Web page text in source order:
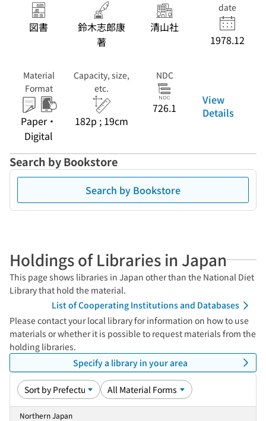
図書
鈴木志郎康
著
清山社
date
1978.12
Material
Format
Paper・
Digital
Capacity, size,
etc.
182p ; 19cm
NDC
726.1
View
Details
Search by Bookstore
Search by Bookstore
Holdings of Libraries in Japan
This page shows libraries in Japan other than the National Diet
Library that hold the material.
List of Cooperating Institutions and Databases
Please contact your local library for information on how to use
materials or whether it is possible to request materials from the
holding libraries.
Specify a library in your area
Northern Japan